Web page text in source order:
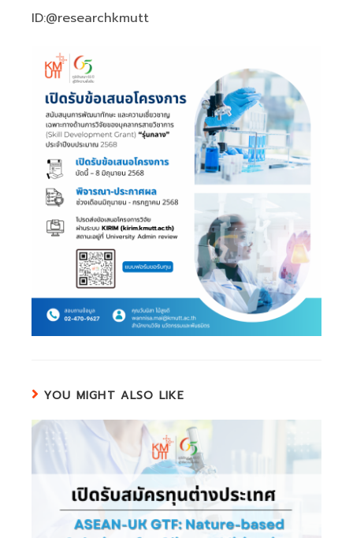
ID:@researchkmutt
YOU MIGHT ALSO LIKE